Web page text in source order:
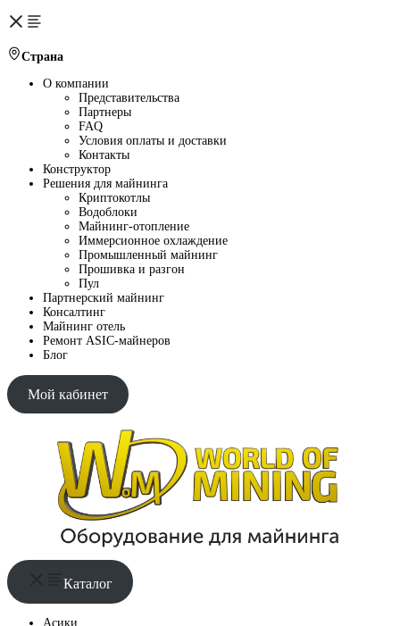
Страна
О компании
Представительства
Партнеры
FAQ
Условия оплаты и доставки
Контакты
Конструктор
Решения для майнинга
Криптокотлы
Водоблоки
Майнинг-отопление
Иммерсионное охлаждение
Промышленный майнинг
Прошивка и разгон
Пул
Партнерский майнинг
Консалтинг
Майнинг отель
Ремонт ASIC-майнеров
Блог
Мой кабинет
Каталог
Асики